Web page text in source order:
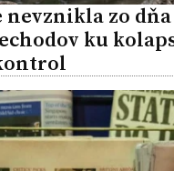
nevznikla zo
ku